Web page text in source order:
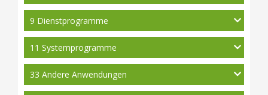
9 Dienstprogramme
11 Systemprogramme
33 Andere Anwendungen